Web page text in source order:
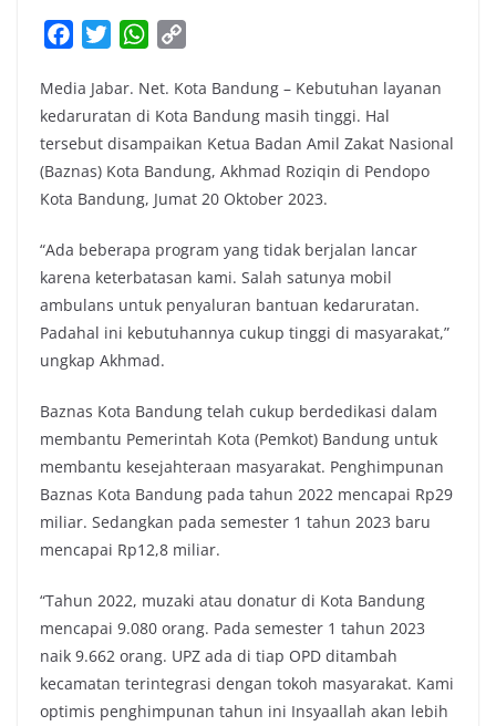
c
e
b
o
o
i
t
t
e
r
W
a
t
s
A
p
p
y
L
i
n
Media Jabar. Net. Kota Bandung – Kebutuhan layanan
kedaruratan di Kota Bandung masih tinggi. Hal
tersebut disampaikan Ketua Badan Amil Zakat Nasional
(Baznas) Kota Bandung, Akhmad Roziqin di Pendopo
Kota Bandung, Jumat 20 Oktober 2023.
“Ada beberapa program yang tidak berjalan lancar
karena keterbatasan kami. Salah satunya mobil
ambulans untuk penyaluran bantuan kedaruratan.
Padahal ini kebutuhannya cukup tinggi di masyarakat,”
ungkap Akhmad.
Baznas Kota Bandung telah cukup berdedikasi dalam
membantu Pemerintah Kota (Pemkot) Bandung untuk
membantu kesejahteraan masyarakat. Penghimpunan
Baznas Kota Bandung pada tahun 2022 mencapai Rp29
miliar. Sedangkan pada semester 1 tahun 2023 baru
mencapai Rp12,8 miliar.
“Tahun 2022, muzaki atau donatur di Kota Bandung
mencapai 9.080 orang. Pada semester 1 tahun 2023
naik 9.662 orang. UPZ ada di tiap OPD ditambah
kecamatan terintegrasi dengan tokoh masyarakat. Kami
optimis penghimpunan tahun ini Insyaallah akan lebih